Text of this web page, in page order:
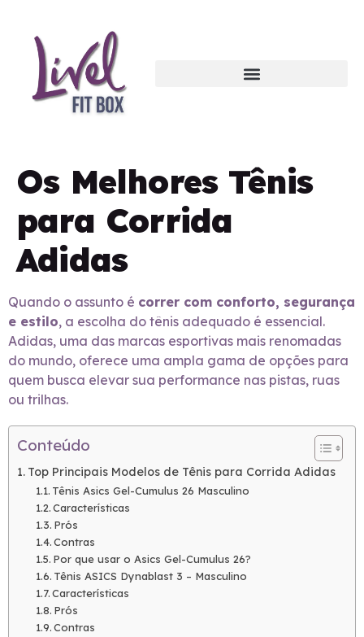
Os Melhores Tênis
para Corrida
Adidas
Quando o assunto é correr com conforto, segurança
e estilo, a escolha do tênis adequado é essencial.
Adidas, uma das marcas esportivas mais renomadas
do mundo, oferece uma ampla gama de opções para
quem busca elevar sua performance nas pistas, ruas
ou trilhas.
Conteúdo
Top Principais Modelos de Tênis para Corrida Adidas
Tênis Asics Gel-Cumulus 26 Masculino
Características
Prós
Contras
Por que usar o Asics Gel-Cumulus 26?
Tênis ASICS Dynablast 3 – Masculino
Características
Prós
Contras